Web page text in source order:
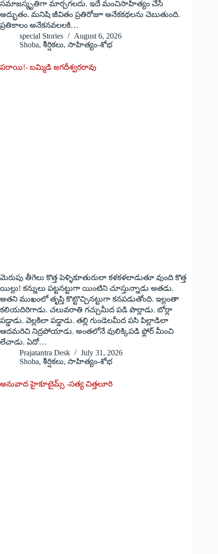
సమాజస్మృతిగా మార్చగలదు. ఇదే మంచిసాహిత్యం చేసే
అద్భుతం. మనిషి జీవితం ప్రతిరోజూ అనేకకథలను చెబుతుంది.
ప్రతికాలం అనేకనవలలకి…
special Stories
August 6, 2026
Shoba, శీర్షికలు, సాహిత్యం-శోభ
పరాయి!- బమ్మిడి జగదీశ్వరరావు
మెరుపు తీగెలు కొత్త పెళ్ళికూతురులా కళకళలాడుతూ వుంది కొత్త
యిల్లు! కన్నులు పట్టనట్టుగా యింటిని చూస్తున్నాడు అతడు.
అతని ముఖంలో తృప్తి కొట్టొచ్చినట్టుగా కనపడుతోంది. ఇల్లంతా
కలియదిరిగాడు. చలువరాతి గచ్చుమీద పడి పొర్లాడు. బోర్లా
పడ్డాడు. వెల్లకిలా పడ్డాడు. తల్లి గుండెలమీద పసి పిల్లాడిలా
ఆదమరిచి నిద్రపోయాడు. అంతలోనే వులిక్కిపడి ఫ్లోర్ మీంచి
లేచాడు. ఏదో…
Prajatantra Desk
July 31, 2026
Shoba, శీర్షికలు, సాహిత్యం-శోభ
అనువాద హైకూటైమ్స్ -సత్య చిత్తలూరి